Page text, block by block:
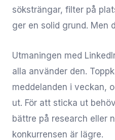
söksträngar, filter på
ger en solid grund. Men
Utmaningen med
alla använder den.
meddelanden i veckan,
ut. För att sticka ut
bättre på research eller
konkurrensen är lägre.